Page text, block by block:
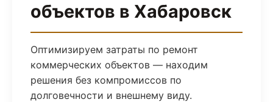
объектов в Хабаровск
Оптимизируем затраты по ремонт
коммерческих объектов — находим
решения без компромиссов по
долговечности и внешнему виду.